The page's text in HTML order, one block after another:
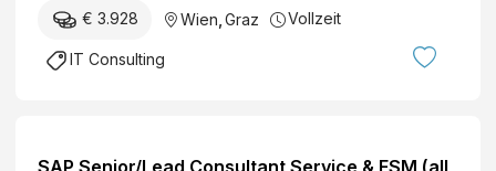
€ 3.928 Wien Graz Vollzeit
IT Consulting